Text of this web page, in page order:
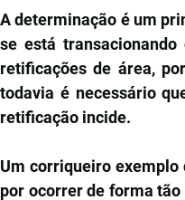
A determinação é um
se está
retificações de área,
todavia é necessário
retificação incide.
Um corriqueiro exemplo